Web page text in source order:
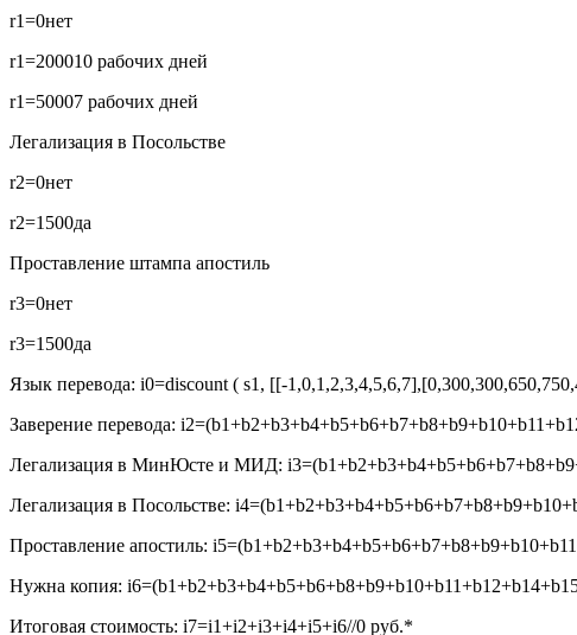
r1=0нет
r1=200010 рабочих дней
r1=50007 рабочих дней
Легализация в Посольстве
r2=0нет
r2=1500да
Проставление штампа апостиль
r3=0нет
r3=1500да
Язык перевода: i0=discount ( s1, [[-
Заверение перевода:
Легализация в МинЮсте и МИД:
Легализация в Посольстве:
Проставление апостиль:
Нужна копия:
Итоговая стоимость: i7=i1+i2+i3+i4+i5+i6//0 руб.*